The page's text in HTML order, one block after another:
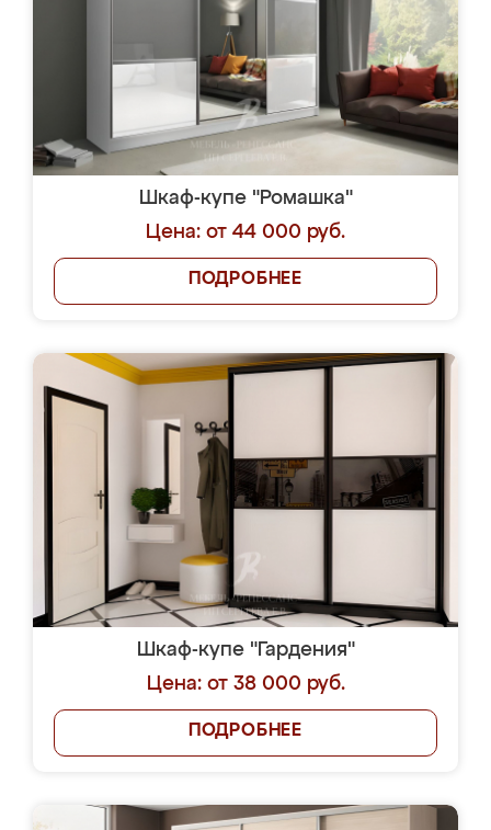
Шкаф-купе "Ромашка"
Цена: от 44 000 руб.
ПОДРОБНЕЕ
Шкаф-купе "Гардения"
Цена: от 38 000 руб.
ПОДРОБНЕЕ